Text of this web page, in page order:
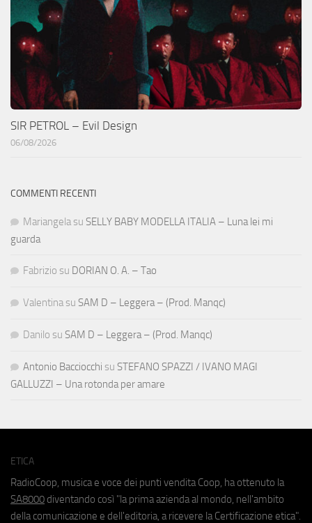
SIR PETROL – Evil Design
06/08/2026
COMMENTI RECENTI
Mariangela su SELLY BABY MODELLA ITALIA – Luna lei mi
guarda
Fabrizio su DORIAN O. A. – Tao
Valentina su SAM D – Leggera – (Prod. Manqc)
Danilo su SAM D – Leggera – (Prod. Manqc)
Antonio Bacciocchi su STEFANO SPAZZI / IVANO MAGI
GALLUZZI – Una rotonda per amare
ETICA
RadioCoop, musica e voce dei punti vendita Coop, ha ottenuto la
SA8000 diventando così "la prima azienda al mondo, nell'ambito
della comunicazione e dell'editoria, a ricevere la Certificazione etica".